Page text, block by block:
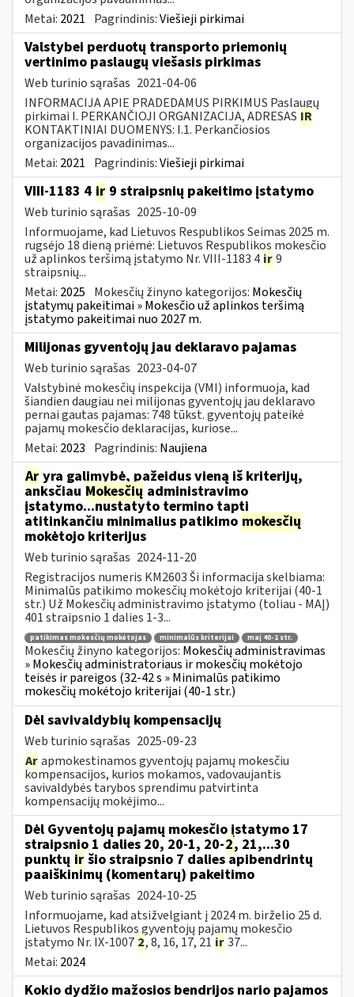
Metai: 2021 Pagrindinis:Viešieji pirkimai
Valstybei perduotų transporto priemonių
vertinimo paslaugų viešasis pirkimas
Web turinio sąrašas 2021-04-06
INFORMACIJA APIE PRADEDAMUS PIRKIMUS Paslaugų
pirkimai I. PERKANČIOJI ORGANIZACIJA, ADRESAS IR
KONTAKTINIAI DUOMENYS: I.1. Perkančiosios
organizacijos pavadinimas...
Metai: 2021 Pagrindinis:Viešieji pirkimai
VIII-1183 4 ir 9 straipsnių pakeitimo įstatymo
Web turinio sąrašas 2025-10-09
Informuojame, kad Lietuvos Respublikos Seimas 2025 m.
rugsėjo 18 dieną priėmė: Lietuvos Respublikos mokesčio
už aplinkos teršimą įstatymo Nr. VIII-1183 4 ir9
straipsnių...
Metai: 2025 Mokesčių žinyno kategorijos: Mokesčių
įstatymų pakeitimai » Mokesčio už aplinkos teršimą
įstatymo pakeitimai nuo 2027 m.
Milijonas gyventojų jau deklaravo pajamas
Web turinio sąrašas 2023-04-07
Valstybinė mokesčių inspekcija (VMI) informuoja, kad
šiandien daugiau nei milijonas gyventojų jau deklaravo
pernai gautas pajamas: 748 tūkst. gyventojų pateikė
pajamų mokesčio deklaracijas, kuriose...
Metai: 2023 Pagrindinis: Naujiena
Ar yra galimybė, pažeidus vieną iš kriterijų,
anksčiau Mokesčių administravimo
įstatymo...nustatyto termino tapti
atitinkančiu minimalius patikimo mokesčių
mokėtojo kriterijus
Web turinio sąrašas 2024-11-20
Registracijos numeris KM2603 Ši informacija skelbiama:
Minimalūs patikimo mokesčių mokėtojo kriterijai (40-1
str.) Už Mokesčių administravimo įstatymo (toliau - MAĮ)
401 straipsnio 1 dalies 1-3...
patikimas mokesčių mokėtojas minimalūs kriterijai maį 40-1 str.
Mokesčių žinyno kategorijos: Mokesčių administravimas
» Mokesčių administratoriaus ir mokesčių mokėtojo
teisės ir pareigos (32-42 s » Minimalūs patikimo
mokesčių mokėtojo kriterijai (40-1 str.)
Dėl savivaldybių kompensacijų
Web turinio sąrašas 2025-09-23
Arapmokestinamos gyventojų pajamų mokesčiu
kompensacijos, kurios mokamos, vadovaujantis
savivaldybės tarybos sprendimu patvirtinta
kompensacijų mokėjimo...
Dėl Gyventojų pajamų mokesčio įstatymo 17
straipsnio 1 dalies 20, 20-1, 20-2, 21,...30
punktų ir šio straipsnio 7 dalies apibendrintų
paaiškinimų (komentarų) pakeitimo
Web turinio sąrašas 2024-10-25
Informuojame, kad atsižvelgiant į 2024 m. birželio 25 d.
Lietuvos Respublikos gyventojų pajamų mokesčio
įstatymo Nr. IX-1007 2, 8, 16, 17, 21 ir37...
Metai: 2024
Kokio dydžio mažosios bendrijos nario pajamos